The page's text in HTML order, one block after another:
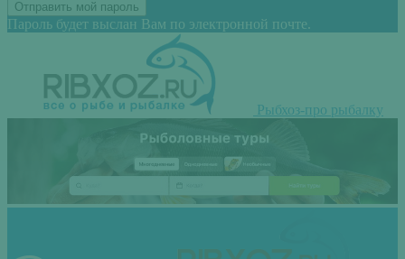
Пароль будет выслан Вам по электронной почте.
Рыбхоз-про рыбалку